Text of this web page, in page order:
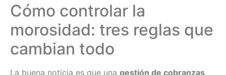
Cómo controlar la
morosidad: tres reglas que
cambian todo
La buena noticia es que una gestión de cobranzas